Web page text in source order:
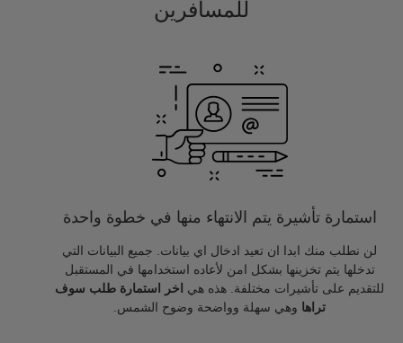
للمسافرين
استمارة تأشيرة يتم الانتهاء منها في خطوة واحدة
لن نطلب منك ابدا ان تعيد ادخال اي بيانات. جميع البيانات التي
تدخلها يتم تخزينها بشكل امن لأعاده استخدامها في المستقبل
للتقديم على تأشيرات مختلفة. هذه هي
اخر استمارة طلب سوف
تراها وهي سهلة وواضحة وضوح الشمس.